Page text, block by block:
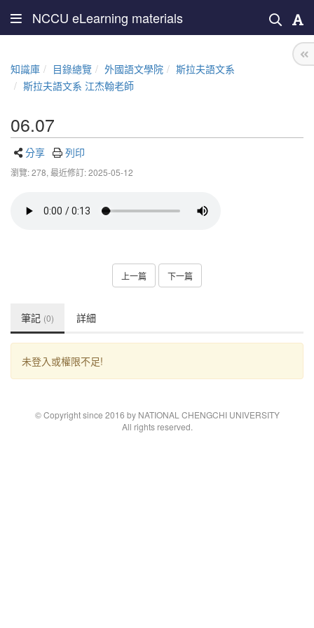
NCCU eLearning materials
知識庫 目錄總覽 外國語文學院
斯拉夫語文系
斯拉夫語文系 江杰翰老師
06.07
分享 列印
瀏覽: 278, 最近修訂: 2025-05-12
上一篇 下一篇
筆記 (0) 詳細
未登入或權限不足!
© Copyright since 2016 by NATIONAL CHENGCHI UNIVERSITY
All rights reserved.